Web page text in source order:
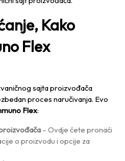
Kako
Flex
sajta proizvođača
proces naručivanja. Evo
Flex:
– Ovdje ćete pronaći
o proizvodu i opcije za